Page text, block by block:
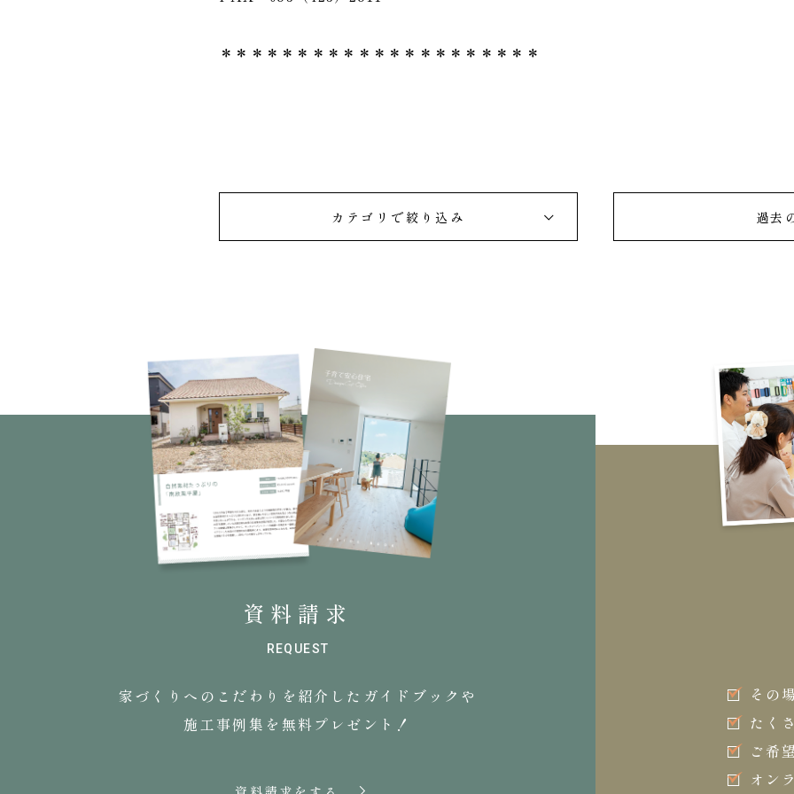
＊＊＊＊＊＊＊＊＊＊＊＊＊＊＊＊＊＊＊＊＊
カテゴリで絞り込み 過去
資料請求
REQUEST
家づくりへのこだわりを 紹介したガイドブックや
施工事例集を無料プレゼント！
その
たく
ご希
オン